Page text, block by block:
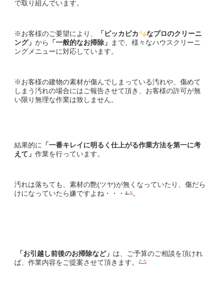
で取り組んでいます。
※お客様のご要望により、 「ピッカピカ
なプロのクリーニ
ング」 から 「一般的なお掃除」
まで、様々なハウスクリーニ
ングメニューに対応しています。
※お客様の建物の素材が傷んでしまっている汚れや、傷めて
しまう汚れの場合にはご報告させて頂き、お客様の許可が無
い限り無理な作業は致しません。
結果的に
「一番キレイに明るく仕上がる作業方法を第一に考
えて」 作業を行っています。
汚れは落ちても、素材の艶(ツヤ)が無くなっていたり、傷だら
けになっていたら嫌ですよね・・・
。
「お引越し前後のお掃除など」 は、ご予算のご相談を頂けれ
ば、作業内容をご提案させて頂きます。